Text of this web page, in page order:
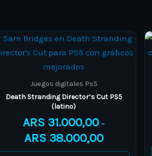
Juegos digitales Ps5
Death Stranding Director’s Cut PS5
(latino)
ARS 31.000,00 –
ARS 38.000,00
Price
ARS 31.000,00
This
product
has
multiple
variants.
The
options
may
be